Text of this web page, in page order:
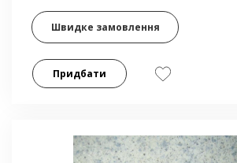
Швидке замовлення
Придбати